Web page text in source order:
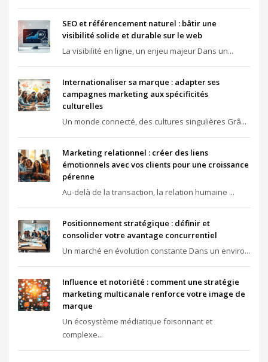
SEO et référencement naturel : bâtir une
visibilité solide et durable sur le web
La visibilité en ligne, un enjeu majeur Dans un...
Internationaliser sa marque : adapter ses
campagnes marketing aux spécificités
culturelles
Un monde connecté, des cultures singulières Grâ...
Marketing relationnel : créer des liens
émotionnels avec vos clients pour une croissance
pérenne
Au-delà de la transaction, la relation humaine ...
Positionnement stratégique : définir et
consolider votre avantage concurrentiel
Un marché en évolution constante Dans un enviro...
Influence et notoriété : comment une stratégie
marketing multicanale renforce votre image de
marque
Un écosystème médiatique foisonnant et
complexe...